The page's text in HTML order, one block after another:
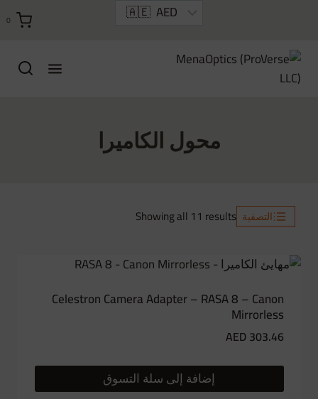
المحتوى
0
محول الكاميرا
التصفية Showing all 11 results
latest
Celestron Camera Adapter – RASA 8 – Canon
Mirrorless
AED303.46
إضافة إلى سلة التسوق